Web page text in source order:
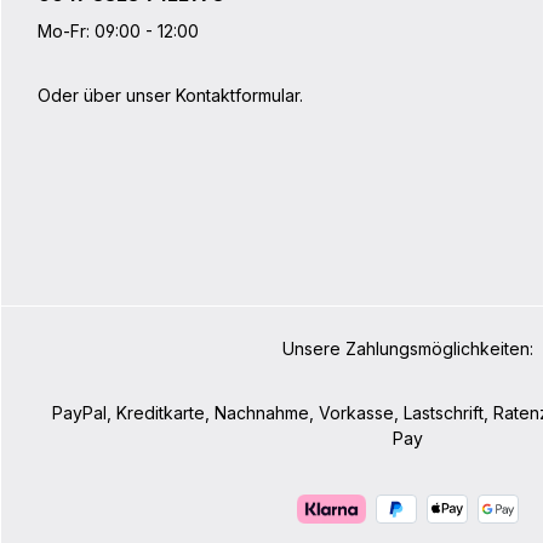
Bikepacker-Lenkerrollen bezeichnen:
Mit nur 40 cm Länge ist diese
Wahl für alle, die mit Offroad Drop Bars,
Renn- oder Crosslenkern auf
zur Befestigung des Accessory-Packs.
Volumen: 9 LGewicht: 375 gB x H x T: 40
x 16 x 16 cm Volumen: 15 LGewicht: 420
Mo-Fr: 09:00 - 12:00
Oder über unser Kontaktformular.
Unsere Zahlungsmöglichkeiten:
PayPal, Kreditkarte, Nachnahme, Vorkasse, Lastschrift,
Pay